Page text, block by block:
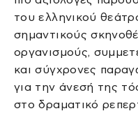
του ελληνικού
σημαντικούς
οργανισμούς,
και σύγχρονες
για την άνεσή της
στο δραματικό